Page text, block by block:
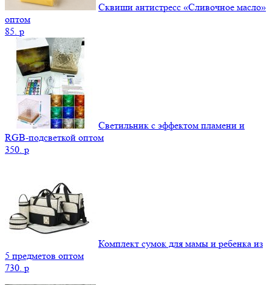
Сквиши антистресс «Сливочное масло»
оптом
85. p
Светильник с эффектом пламени и
RGB-подсветкой оптом
350. p
Комплект сумок для мамы и ребенка из
5 предметов оптом
730. p